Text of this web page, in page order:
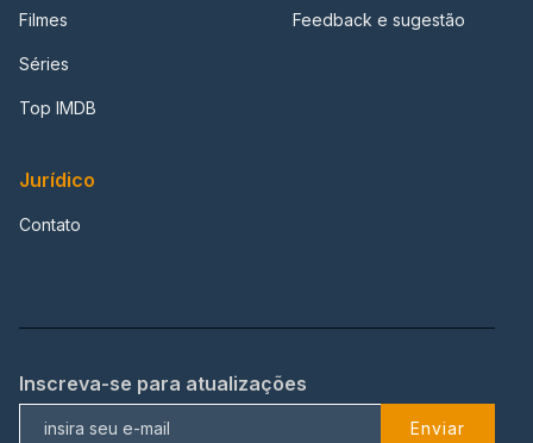
Filmes
Séries
Top IMDB
Feedback e sugestão
Jurídico
Contato
Inscreva-se para atualizações
Enviar